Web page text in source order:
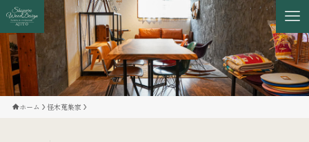
ホーム 怪木蒐集家